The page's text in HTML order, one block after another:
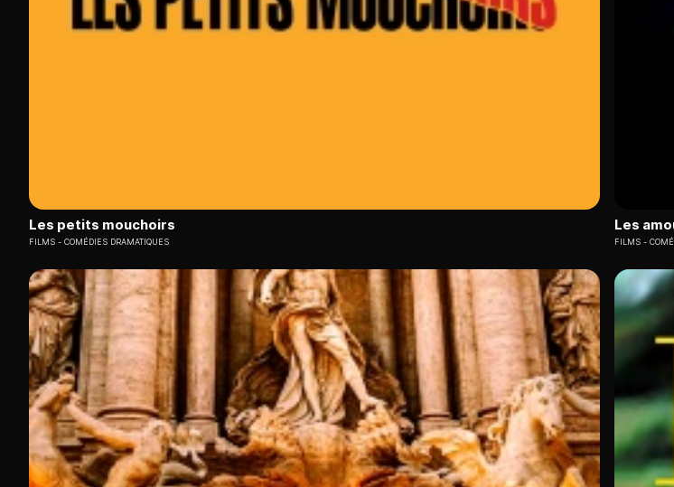
Les petits mouchoirs
FILMS COMÉDIES DRAMATIQUES
Les
FILMS